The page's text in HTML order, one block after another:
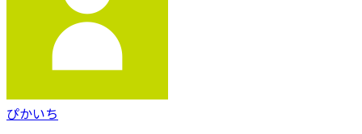
ぴかいち